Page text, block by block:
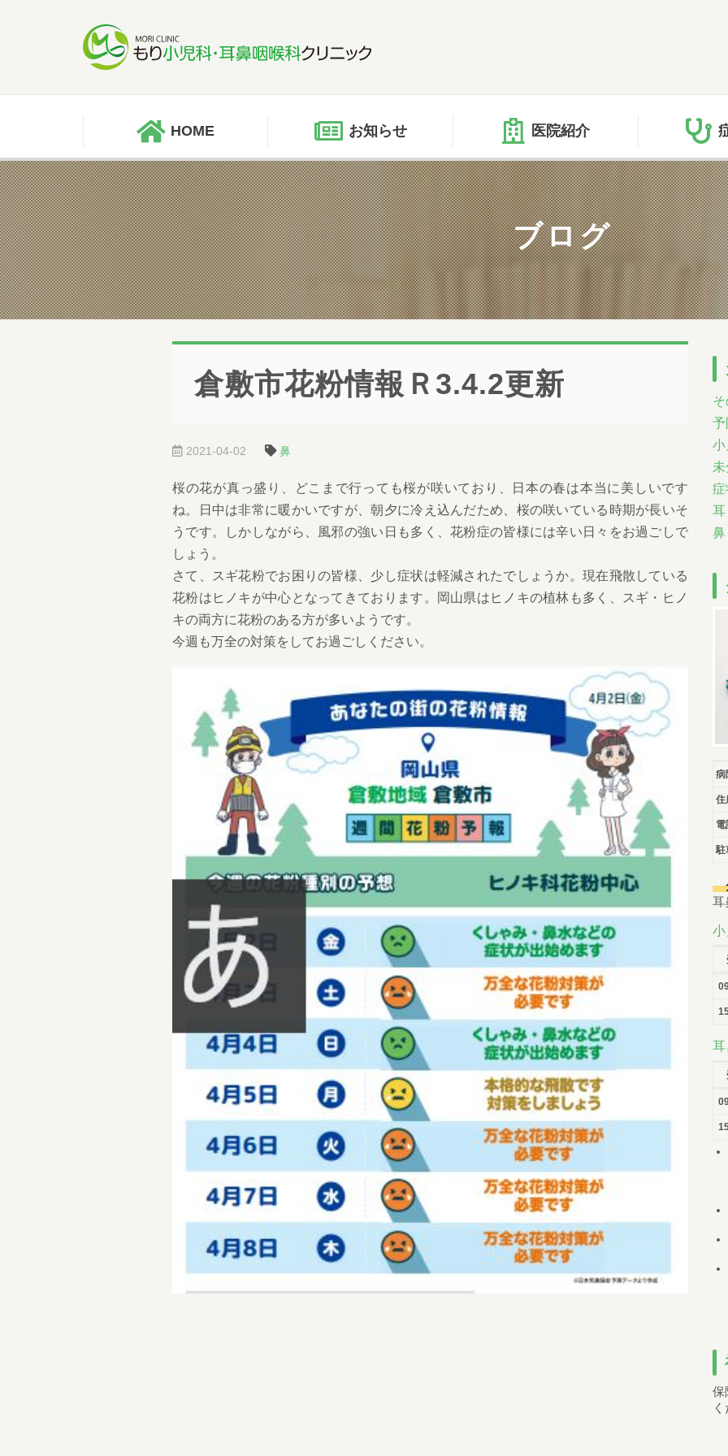
HOME お知らせ 医院紹介
ブログ
倉敷市花粉情報Ｒ3.4.2更新
2021-04-02 鼻
桜の花が真っ盛り、どこまで行っても桜が咲いており、日本の春は本当に美しいです
ね。日中は非常に暖かいですが、朝夕に冷え込んだため、桜の咲いている時期が長いそ
うです。しかしながら、風邪の強い日も多く、花粉症の皆様には辛い日々をお過ごしで
しょう。
さて、スギ花粉でお困りの皆様、少し症状は軽減されたでしょうか。現在飛散している
花粉はヒノキが中心となってきております。岡山県はヒノキの植林も多く、スギ・ヒノ
キの両方に花粉のある方が多いようです。
今週も万全の対策をしてお過ごしください。
予
小
症
耳
鼻
病
住
電
駐
耳
保